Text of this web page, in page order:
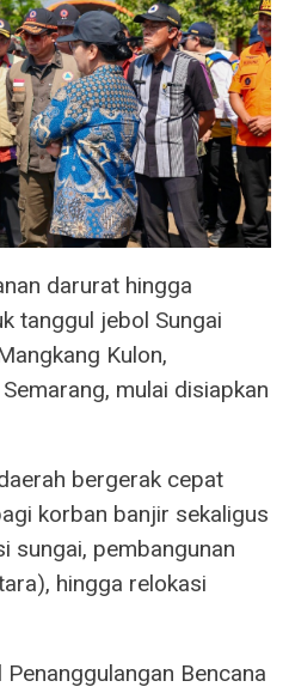
darurat hingga
tanggul jebol Sungai
Kulon,
mulai disiapkan
bergerak cepat
korban banjir sekaligus
sungai, pembangunan
hingga relokasi
Bencana